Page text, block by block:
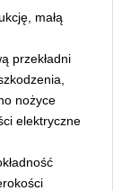
małą
przekładni
nożyce
elektryczne